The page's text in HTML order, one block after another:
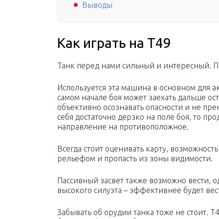
Выводы
Как играть на Т49
Танк перед нами сильный и интересный.
Используется эта машина в основном для
самом начале боя может заехать дальше
объективно осознавать опасности и не
себя достаточно дерзко на поле боя, то
направление на противоположное.
Всегда стоит оценивать карту,
рельефом и пропасть из зоны видимости.
Пассивный засвет также возможно вести,
высокого силуэта – эффективнее будет
Забывать об орудии танка тоже не стоит.